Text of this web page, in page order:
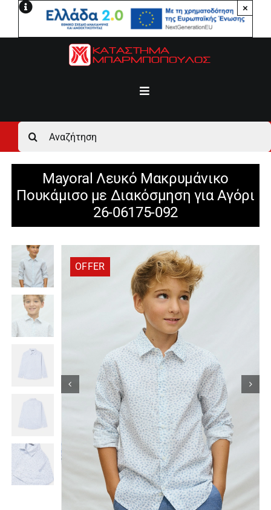
Μετάβαση
×
Toggle
Αρχική
Ανδρικά
Γυναικεία
Αγόρι
Κορίτσι
Εσώρουχα
Σχετικά με εμάς
Καλάθι
ENGLISH
Αναζήτηση
για:
Mayoral Λευκό Μακρυμάνικο
Πουκάμισο με Διακόσμηση για Αγόρι
26-06175-092
OFFER